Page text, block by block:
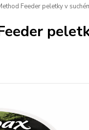
Feeder peletky v